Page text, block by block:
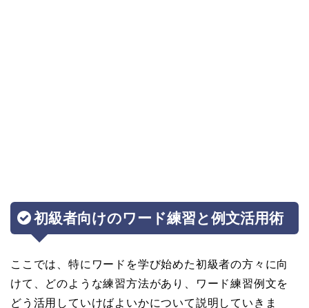
初級者向けのワード練習と例文活用術
ここでは、特にワードを学び始めた初級者の方々に向
けて、どのような練習方法があり、ワード練習例文を
どう活用していけばよいかについて説明していきま